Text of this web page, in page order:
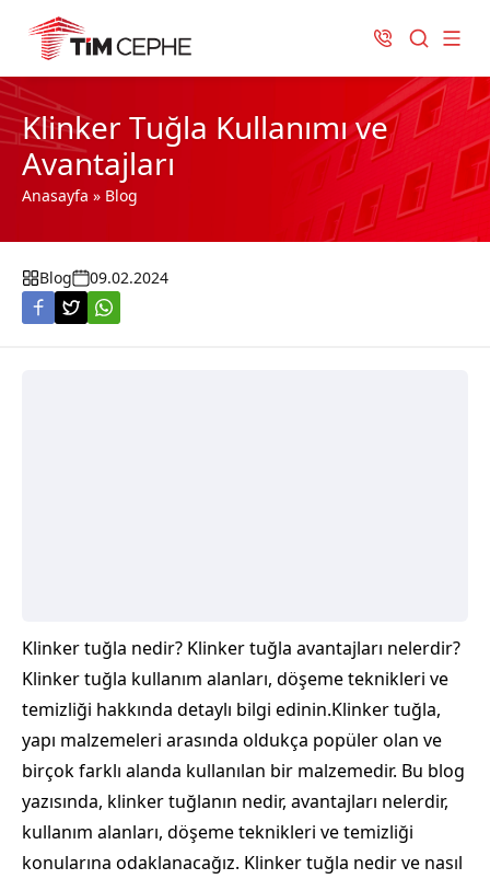
Klinker Tuğla Kullanımı ve
Avantajları
Anasayfa » Blog
Blog 09.02.2024
Klinker tuğla nedir? Klinker tuğla avantajları nelerdir?
Klinker tuğla kullanım alanları, döşeme teknikleri ve
temizliği hakkında detaylı bilgi edinin.Klinker tuğla,
yapı malzemeleri arasında oldukça popüler olan ve
birçok farklı alanda kullanılan bir malzemedir. Bu blog
yazısında, klinker tuğlanın nedir, avantajları nelerdir,
kullanım alanları, döşeme teknikleri ve temizliği
konularına odaklanacağız. Klinker tuğla nedir ve nasıl